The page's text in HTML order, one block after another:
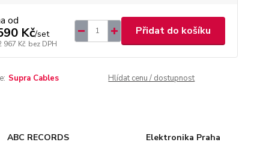
od
Kč/set
967 Kč bez DPH
Přidat do košíku
Supra Cables Hlídat cenu / dostupnost
ABC RECORDS
Elektronika Praha